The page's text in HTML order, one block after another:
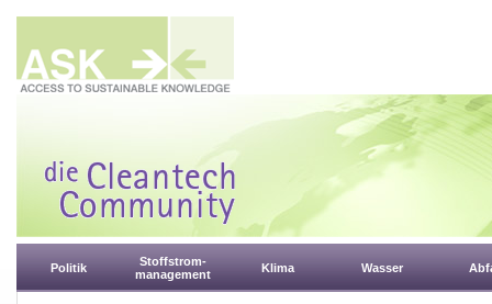
Politik
Stoffstrom-
management
Klima Wasser